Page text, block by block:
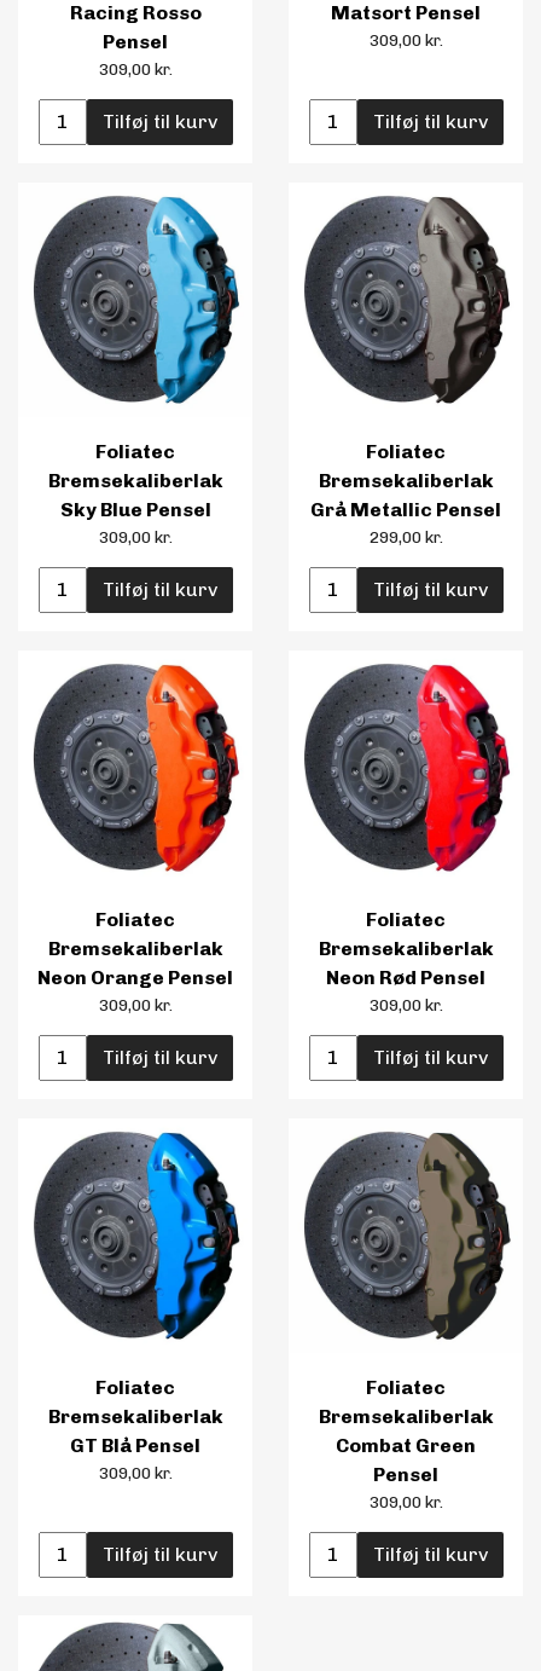
Racing Rosso
Pensel
309,00 kr.
Tilføj til kurv
Matsort Pensel
309,00 kr.
Tilføj til kurv
Foliatec
Bremsekaliberlak
Sky Blue Pensel
309,00 kr.
Tilføj til kurv
Foliatec
Bremsekaliberlak
Grå Metallic Pensel
299,00 kr.
Tilføj til kurv
Foliatec
Bremsekaliberlak
Neon Orange Pensel
309,00 kr.
Tilføj til kurv
Foliatec
Bremsekaliberlak
Neon Rød Pensel
309,00 kr.
Tilføj til kurv
Foliatec
Bremsekaliberlak
GT Blå Pensel
309,00 kr.
Tilføj til kurv
Foliatec
Bremsekaliberlak
Combat Green
Pensel
309,00 kr.
Tilføj til kurv